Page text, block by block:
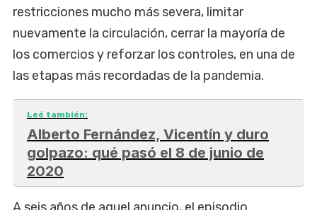
restricciones mucho más severa, limitar
nuevamente la circulación, cerrar la mayoría de
los comercios y reforzar los controles, en una de
las etapas más recordadas de la pandemia.
Leé también:
Alberto Fernández, Vicentín y duro
golpazo: qué pasó el 8 de junio de
2020